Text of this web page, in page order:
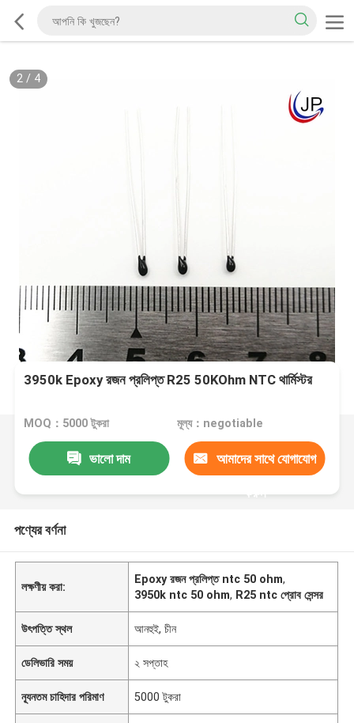
2/ 4
3950k Epoxy রজন প্রলিপ্ত R25 50KOhm NTC থার্মিস্টর
MOQ：5000 টুকরা মূল্য：negotiable
ভালো দাম আমাদের সাথে যোগাযোগ
করুন
পণ্যের বর্ণনা
লক্ষণীয় করা:
Epoxy রজন প্রলিপ্ত ntc 50 ohm,
3950k ntc 50 ohm, R25 ntc প্রোব সেন্সর
উৎপত্তি স্থল আনহুই, চীন
ডেলিভারি সময় ২ সপ্তাহ
ন্যূনতম চাহিদার পরিমাণ 5000 টুকরা